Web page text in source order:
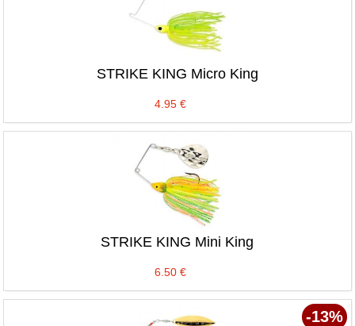
STRIKE KING Micro King
4.95 €
STRIKE KING Mini King
6.50 €
-13%